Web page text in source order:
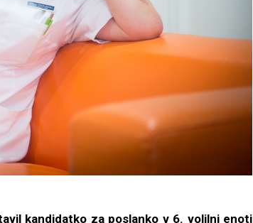
kandidatko za poslanko v 6. volilni enoti